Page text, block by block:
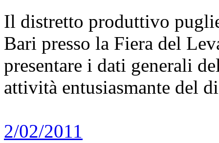
Il distretto produttivo
Bari presso la Fiera del
presentare i dati generali
attività entusiasmante del
2/02/2011